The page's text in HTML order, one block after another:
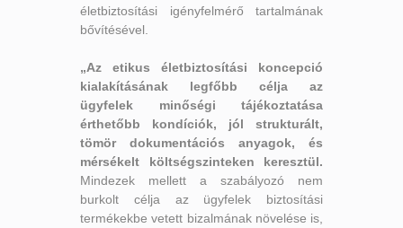
életbiztosítási igényfelmérő tartalmának
bővítésével.
„Az etikus életbiztosítási koncepció
kialakításának legfőbb célja az
ügyfelek minőségi tájékoztatása
érthetőbb kondíciók, jól strukturált,
tömör dokumentációs anyagok, és
mérsékelt költségszinteken keresztül.
Mindezek mellett a szabályozó nem
burkolt célja az ügyfelek biztosítási
termékekbe vetett bizalmának növelése is,